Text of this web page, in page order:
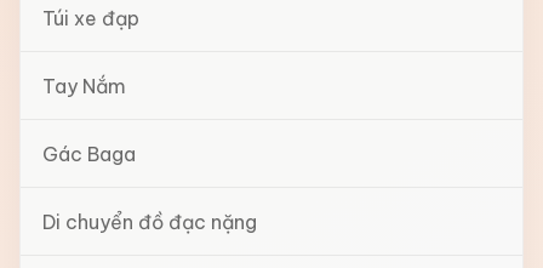
Túi xe đạp
Tay Nắm
Gác Baga
Di chuyển đồ đạc nặng